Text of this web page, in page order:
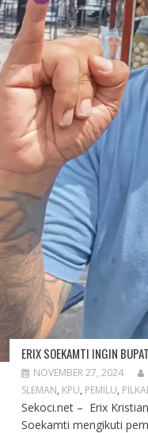
ERIX SOEKAMTI INGIN
NOVEMBER 27, 2024
SLEMAN, KPU, PEMILU,
Sekoci.net – Erix
Soekamti mengikuti